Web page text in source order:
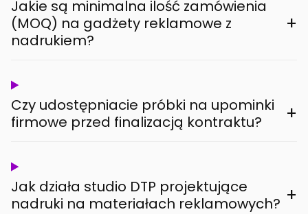
Jakie są minimalna ilość zamówienia
(MOQ) na gadżety reklamowe z
nadrukiem?
+
Czy udostępniacie próbki na upominki
firmowe przed finalizacją kontraktu?
+
Jak działa studio DTP projektujące
nadruki na materiałach reklamowych? +